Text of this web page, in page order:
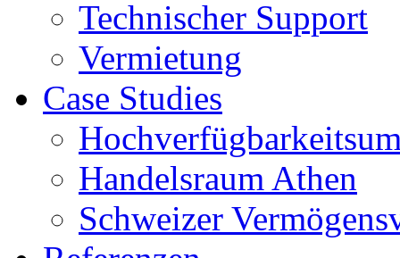
Technischer Support
Vermietung
Case Studies
Handelsraum Athen
Schweizer